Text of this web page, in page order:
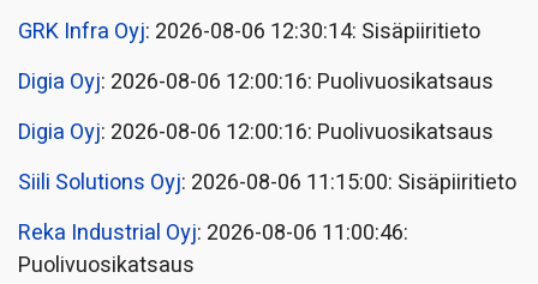
GRK Infra Oyj: 2026-08-06 12:30:14: Sisäpiiritieto
Digia Oyj: 2026-08-06 12:00:16: Puolivuosikatsaus
Digia Oyj: 2026-08-06 12:00:16: Puolivuosikatsaus
Siili Solutions Oyj: 2026-08-06 11:15:00: Sisäpiiritieto
Reka Industrial Oyj: 2026-08-06 11:00:46:
Puolivuosikatsaus